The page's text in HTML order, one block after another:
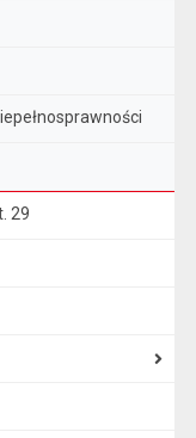
29